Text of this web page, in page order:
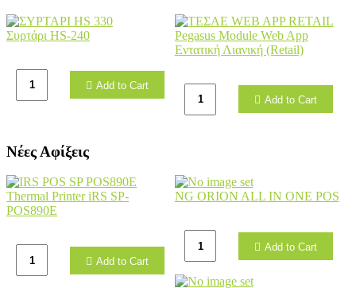
Συρτάρι HS-240
Add to Cart
Pegasus Module Web App
Εντατική Λιανική (Retail)
Add to Cart
Νέες Αφίξεις
Thermal Printer iRS SP-
POS890E
Add to Cart
NG ORION ALL IN ONE POS
Add to Cart